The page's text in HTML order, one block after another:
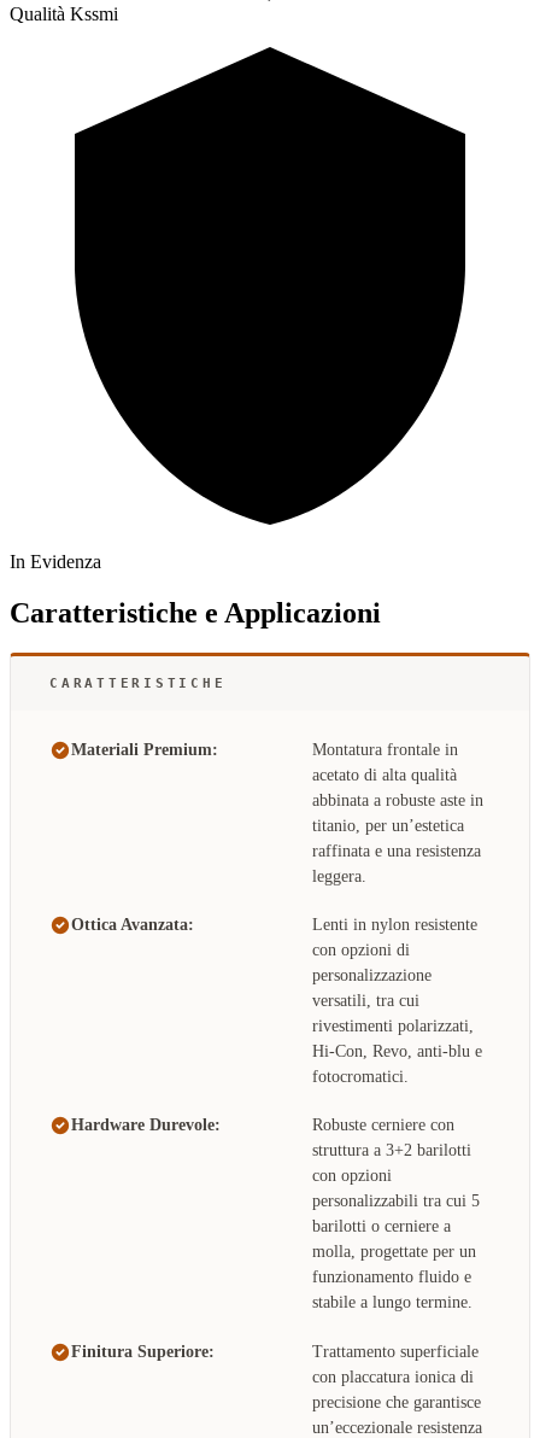
Qualità Kssmi
In Evidenza
Caratteristiche e Applicazioni
CARATTERISTICHE
Materiali Premium:
Montatura frontale in
acetato di alta qualità
abbinata a robuste aste in
titanio, per un’estetica
raffinata e una resistenza
leggera.
Ottica Avanzata:
Lenti in nylon resistente
con opzioni di
personalizzazione
versatili, tra cui
rivestimenti polarizzati,
Hi-Con, Revo, anti-blu e
fotocromatici.
Hardware Durevole:
Robuste cerniere con
struttura a 3+2 barilotti
con opzioni
personalizzabili tra cui 5
barilotti o cerniere a
molla, progettate per un
funzionamento fluido e
stabile a lungo termine.
Finitura Superiore:
Trattamento superficiale
con placcatura ionica di
precisione che garantisce
un’eccezionale resistenza